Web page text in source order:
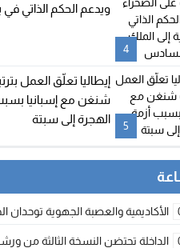
4
ويدعم الحكم الذاتي في
5
إيطاليا تعلّق العمل
شنغن مع إسبانيا
الهجرة إلى سبتة
الأكاديمية والعصبة الجهوية توحدان
الداخلة تحتضن النسخة الثالثة من